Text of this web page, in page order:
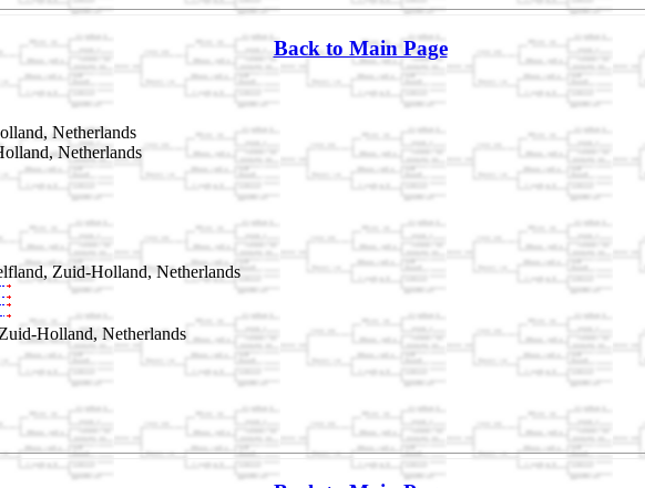
Back to Main Page
Netherlands
Netherlands
Zuid-Holland, Netherlands
Holland, Netherlands